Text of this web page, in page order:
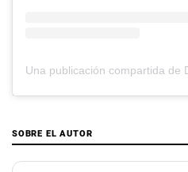
SOBRE EL AUTOR